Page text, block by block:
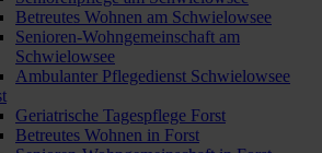
Betreutes Wohnen am Schwielowsee
Senioren-Wohngemeinschaft am
Schwielowsee
Ambulanter Pflegedienst Schwielowsee
Geriatrische Tagespflege Forst
Betreutes Wohnen in Forst